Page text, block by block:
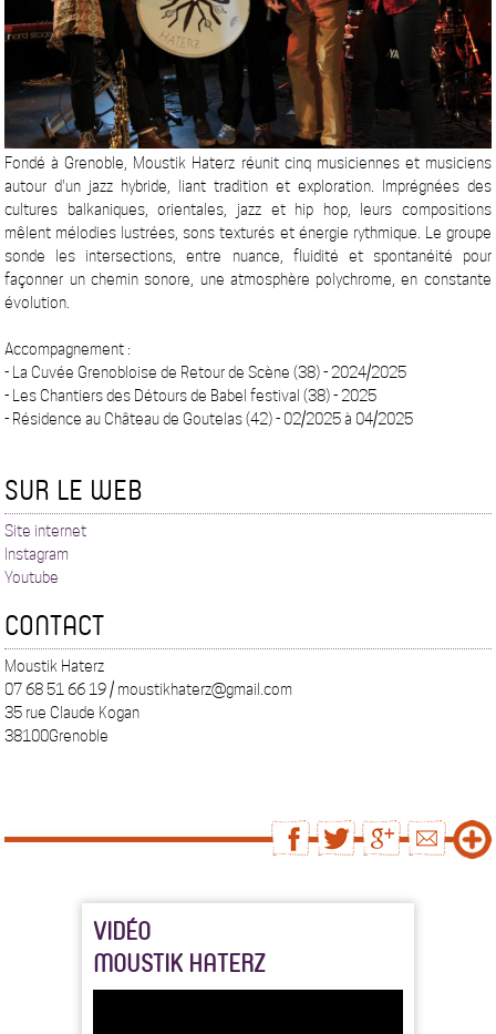
Fondé à Grenoble, Moustik Haterz réunit cinq musiciennes et musiciens
autour d'un jazz hybride, liant tradition et exploration. Imprégnées des
cultures balkaniques, orientales, jazz et hip hop, leurs compositions
mêlent mélodies lustrées, sons texturés et énergie rythmique. Le groupe
sonde les intersections, entre nuance, fluidité et spontanéité pour
façonner un chemin sonore, une atmosphère polychrome, en constante
évolution.
Accompagnement :
- La Cuvée Grenobloise de Retour de Scène (38) - 2024/2025
- Les Chantiers des Détours de Babel festival (38) - 2025
- Résidence au Château de Goutelas (42) - 02/2025 à 04/2025
SUR LE WEB
Site internet
Instagram
Youtube
CONTACT
Moustik Haterz
07 68 51 66 19 / moustikhaterz@gmail.com
35 rue Claude Kogan
38100Grenoble
VIDÉO
MOUSTIK HATERZ